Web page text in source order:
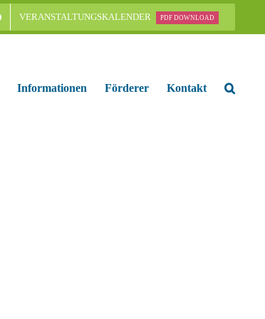
VERANSTALTUNGSKALENDER PDF DOWNLOAD
Informationen Förderer Kontakt